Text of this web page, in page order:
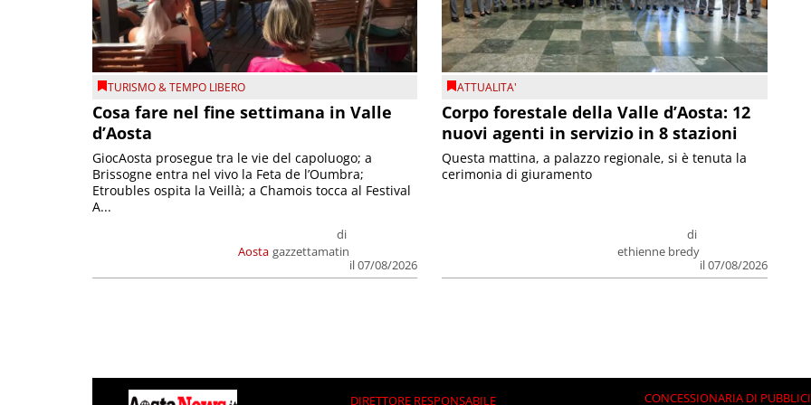
TURISMO & TEMPO LIBERO
Cosa fare nel fine settimana in Valle
d’Aosta
Aosta
di
gazzettamatin
il 07/08/2026
GiocAosta prosegue tra le vie del capoluogo; a
Brissogne entra nel vivo la Feta de l’Oumbra;
Etroubles ospita la Veillà; a Chamois tocca al Festival
A...
ATTUALITA'
Corpo forestale della Valle d’Aosta: 12
nuovi agenti in servizio in 8 stazioni
di
ethienne bredy
il 07/08/2026
Questa mattina, a palazzo regionale, si è tenuta la
cerimonia di giuramento
DIRETTORE RESPONSABILE CONCESSIONARIA DI